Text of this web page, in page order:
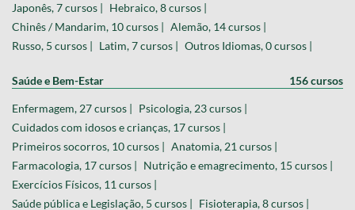
Japonês, 7 cursos | Hebraico, 8 cursos |
Chinês / Mandarim, 10 cursos | Alemão, 14 cursos |
Russo, 5 cursos | Latim, 7 cursos | Outros Idiomas, 0 cursos |
Saúde e Bem-Estar 156 cursos
Enfermagem, 27 cursos | Psicologia, 23 cursos |
Cuidados com idosos e crianças, 17 cursos |
Primeiros socorros, 10 cursos | Anatomia, 21 cursos |
Farmacologia, 17 cursos | Nutrição e emagrecimento, 15 cursos |
Exercícios Físicos, 11 cursos |
Saúde pública e Legislação, 5 cursos | Fisioterapia, 8 cursos |